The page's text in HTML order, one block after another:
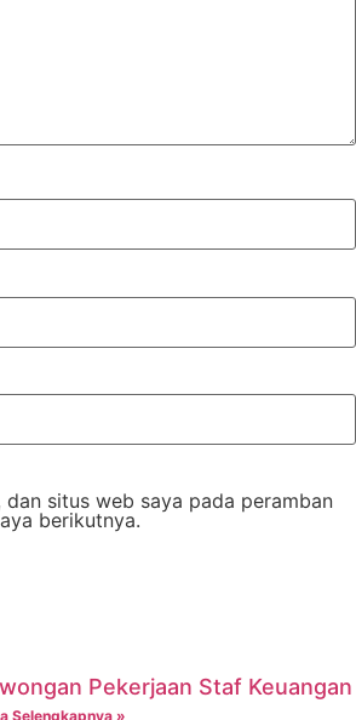
dan situs web saya pada peramban
berikutnya.
Pekerjaan Staf Keuangan
Selengkapnya »